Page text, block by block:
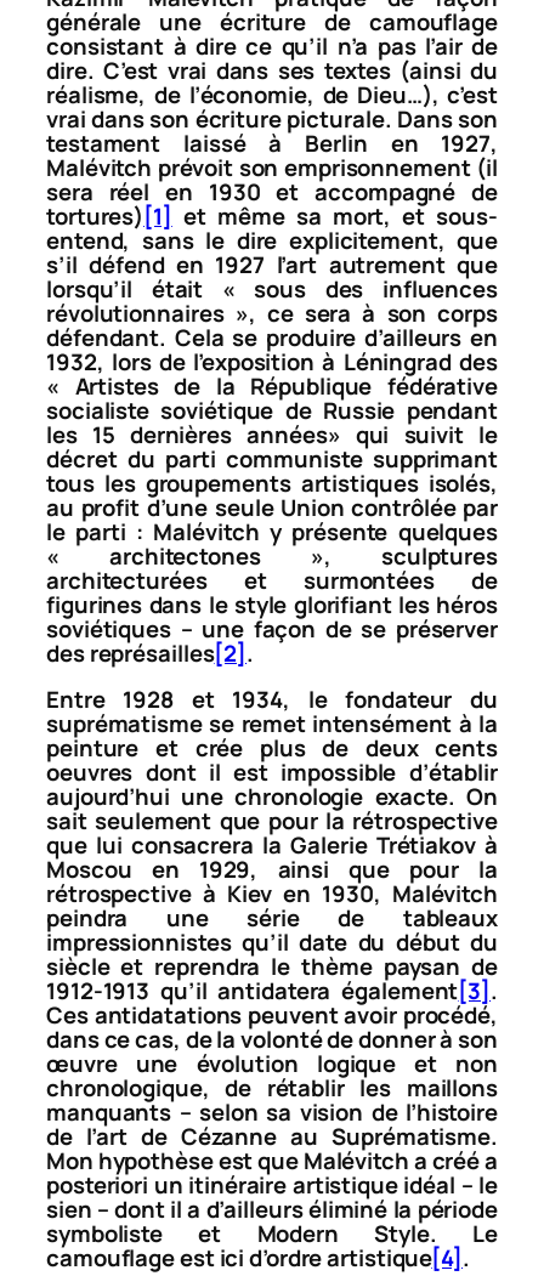
générale une écriture de camouflage
consistant à dire ce qu’il n’a pas l’air de
dire. C’est vrai dans ses textes (ainsi du
réalisme, de l’économie, de Dieu…), c’est
vrai dans son écriture picturale. Dans son
testament laissé à Berlin en 1927,
Malévitch prévoit son emprisonnement (il
sera réel en 1930 et accompagné de
tortures)[1] et même sa mort, et sous-
entend, sans le dire explicitement, que
s’il défend en 1927 l’art autrement que
lorsqu’il était « sous des influences
révolutionnaires », ce sera à son corps
défendant. Cela se produire d’ailleurs en
1932, lors de l’exposition à Léningrad des
« Artistes de la République fédérative
socialiste soviétique de Russie pendant
les 15 dernières années» qui suivit le
décret du parti communiste supprimant
tous les groupements artistiques isolés,
au profit d’une seule Union contrôlée par
le parti : Malévitch y présente quelques
«architectones», sculptures
architecturées et surmontées de
figurines dans le style glorifiant les héros
soviétiques – une façon de se préserver
des représailles[2].
Entre 1928 et 1934, le fondateur du
suprématisme se remet intensément à la
peinture et crée plus de deux cents
oeuvres dont il est impossible d’établir
aujourd’hui une chronologie exacte. On
sait seulement que pour la rétrospective
que lui consacrera la Galerie Trétiakov à
Moscou en 1929, ainsi que pour la
rétrospective à Kiev en 1930, Malévitch
peindra une série de tableaux
impressionnistes qu’il date du début du
siècle et reprendra le thème paysan de
1912-1913 qu’il antidatera également[3].
Ces antidatations peuvent avoir procédé,
dans ce cas, de la volonté de donner à son
œuvre une évolution logique et non
chronologique, de rétablir les maillons
manquants – selon sa vision de l’histoire
de l’art de Cézanne au Suprématisme.
Mon hypothèse est que Malévitch a crééa
posteriori un itinéraire artistique idéal – le
sien – dont il a d’ailleurs éliminé la période
symboliste et Modern Style. Le
camouflage est ici d’ordre artistique[4].